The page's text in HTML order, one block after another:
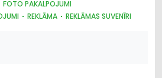
FOTO PAKALPOJUMI
REKLĀMA
REKLĀMAS SUVENĪRI